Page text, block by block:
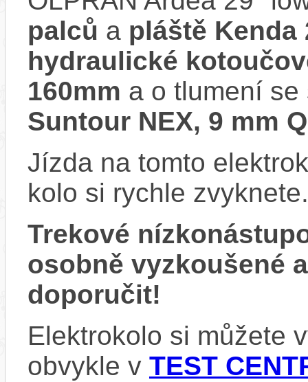
palců a pláště Kenda
hydraulické
160mm a o tlumení
Suntour NEX, 9 mm
Jízda na tomto
kolo si rychle zvyknete.
Trekové
osobně vyzkoušené
doporučit!
Elektrokolo si můžete
obvykle v TEST